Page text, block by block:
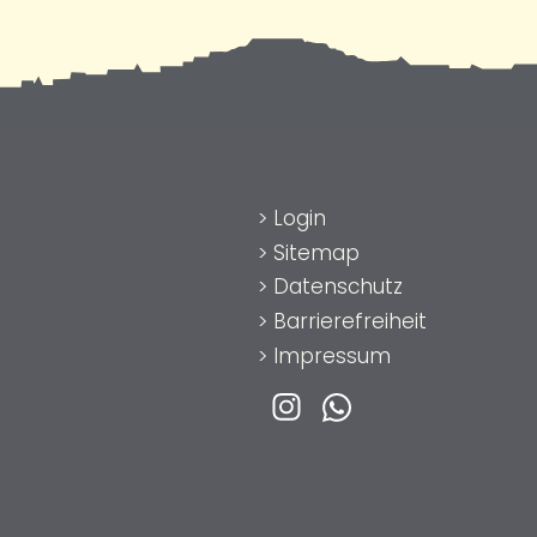
> Login
> Sitemap
> Datenschutz
> Barrierefreiheit
> Impressum